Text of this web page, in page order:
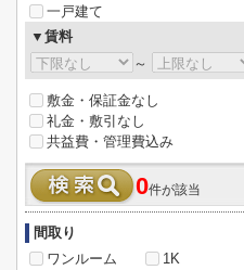
一戸建て
▼賃料
～
敷金・保証金なし
礼金・敷引なし
共益費・管理費込み
0件が該当
間取り
ワンルーム
1K